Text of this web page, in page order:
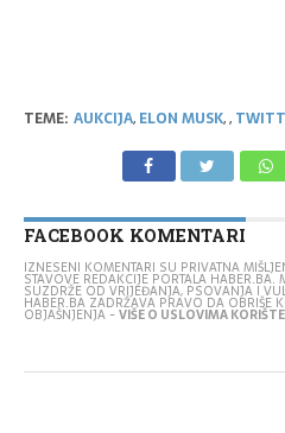
TEME: AUKCIJA, ELON MUSK,,
FACEBOOK KOMENTARI
IZNESENI KOMENTARI SU PRIVATNA
STAVOVE REDAKCIJE PORTALA
SUZDRŽE OD VRIJEĐANJA, PSOVANJA I
HABER.BA ZADRŽAVA PRAVO DA OBRIŠE
OBJAŠNJENJA -VIŠE O USLOVIMA